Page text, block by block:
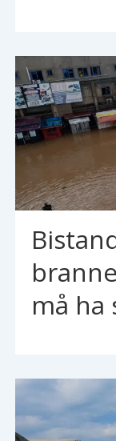
må